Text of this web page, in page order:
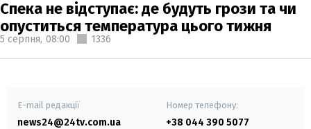
Спека не відступає: де будуть грози та чи
опуститься температура цього тижня
5 серпня, 08:00 1336
E-mail редакції
news24@24tv.com.ua
Номер телефону:
+38 044 390 5077